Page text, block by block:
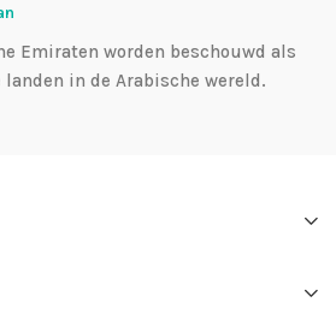
Emiraten worden beschouwd als
in de Arabische wereld.